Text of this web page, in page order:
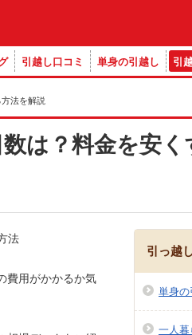
引越し口コミ 単身の引越し 引
法を解説
は？料金を安く
費用がかかるか気
引っ越
単身の
一人暮